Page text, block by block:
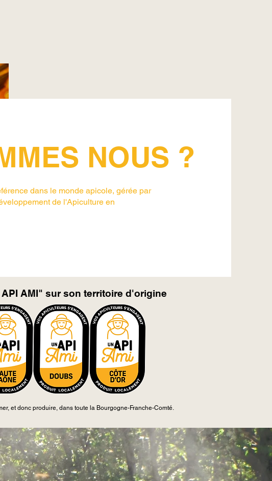
NOUS ?
dans le monde apicole, gérée par
de l'Apiculture en
AMI" sur son territoire d'origine
et donc produire, dans toute la Bourgogne-Franche-Comté.